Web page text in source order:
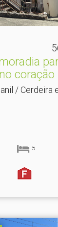
coração
/ Cerdeira
5